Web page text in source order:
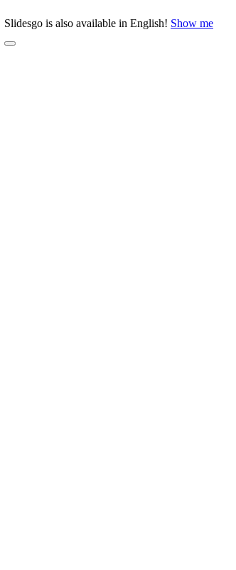
Slidesgo is also available in English! Show me